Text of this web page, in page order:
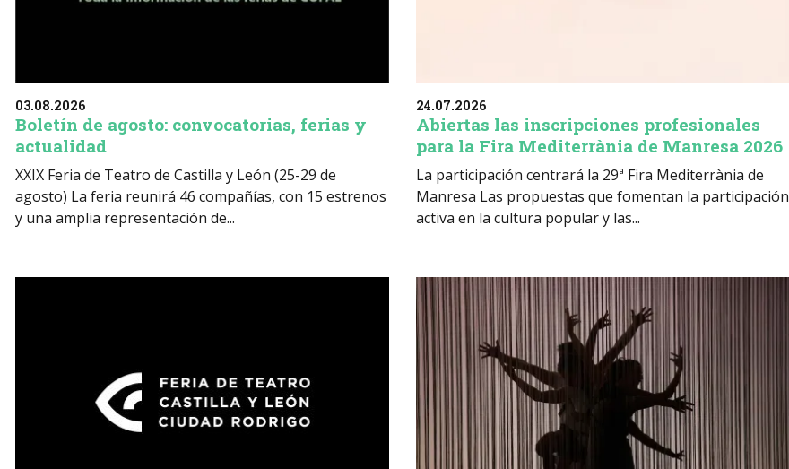
03.08.2026
Boletín de agosto: convocatorias, ferias y
actualidad
XXIX Feria de Teatro de Castilla y León (25-29 de
agosto) La feria reunirá 46 compañías, con 15 estrenos
y una amplia representación de...
24.07.2026
Abiertas las inscripciones profesionales
para la Fira Mediterrània de Manresa 2026
La participación centrará la 29ª Fira Mediterrània de
Manresa Las propuestas que fomentan la participación
activa en la cultura popular y las...